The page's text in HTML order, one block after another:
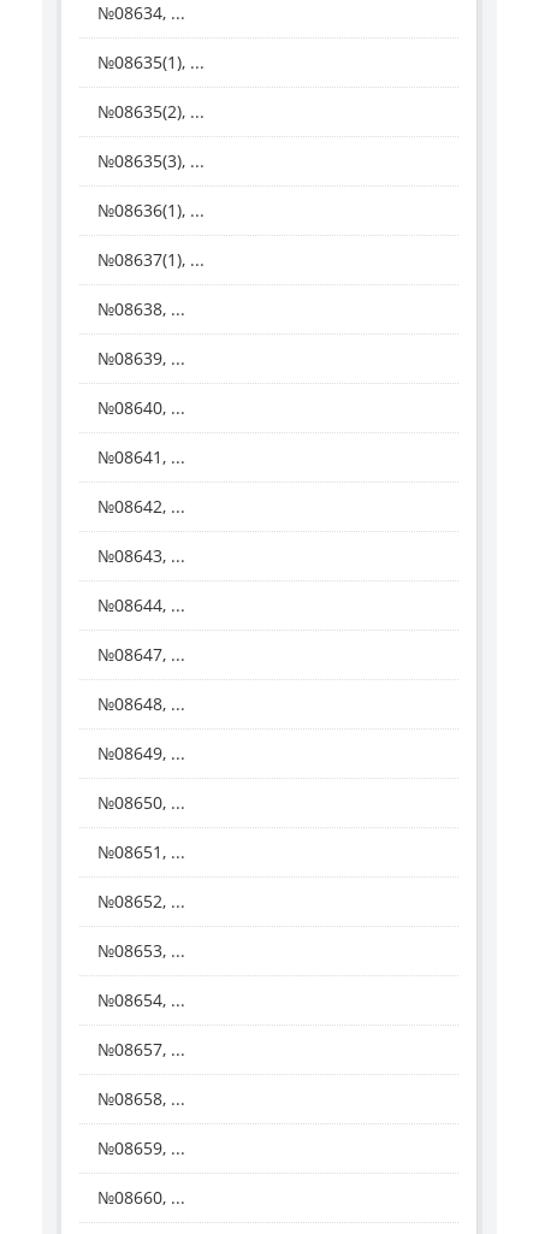
№08634, ...
№08635(1), ...
№08635(2), ...
№08635(3), ...
№08636(1), ...
№08637(1), ...
№08638, ...
№08639, ...
№08640, ...
№08641, ...
№08642, ...
№08643, ...
№08644, ...
№08647, ...
№08648, ...
№08649, ...
№08650, ...
№08651, ...
№08652, ...
№08653, ...
№08654, ...
№08657, ...
№08658, ...
№08659, ...
№08660, ...